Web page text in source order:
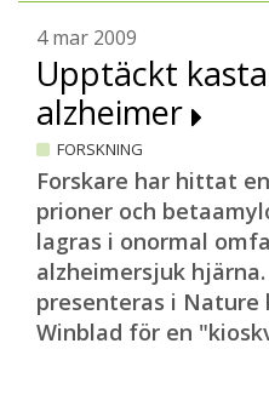
4 mar 2009
Upptäckt
alzheimer
FORSKNING
Forskare har hittat
prioner och
lagras i onormal
alzheimersjuk
presenteras i Nature
Winblad för en